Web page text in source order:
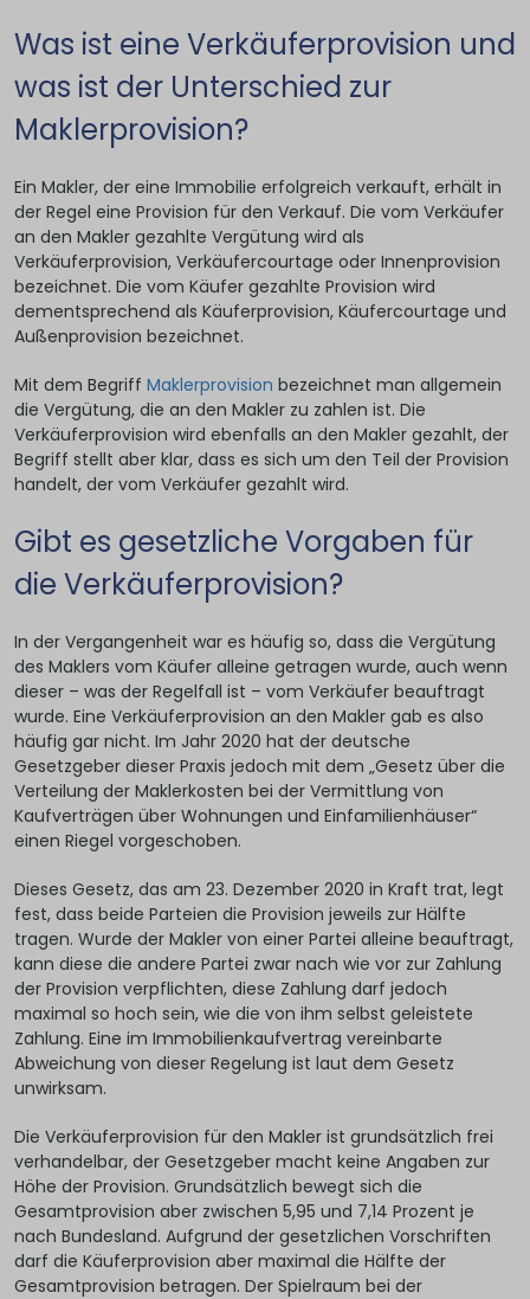
Was ist eine Verkäuferprovision und
was ist der Unterschied zur
Maklerprovision?
Ein Makler, der eine Immobilie erfolgreich verkauft, erhält in
der Regel eine Provision für den Verkauf. Die vom Verkäufer
an den Makler gezahlte Vergütung wird als
Verkäuferprovision, Verkäufercourtage oder Innenprovision
bezeichnet. Die vom Käufer gezahlte Provision wird
dementsprechend als Käuferprovision, Käufercourtage und
Außenprovision bezeichnet.
Mit dem Begriff Maklerprovision bezeichnet man allgemein
die Vergütung, die an den Makler zu zahlen ist. Die
Verkäuferprovision wird ebenfalls an den Makler gezahlt, der
Begriff stellt aber klar, dass es sich um den Teil der Provision
handelt, der vom Verkäufer gezahlt wird.
Gibt es gesetzliche Vorgaben für
die Verkäuferprovision?
In der Vergangenheit war es häufig so, dass die Vergütung
des Maklers vom Käufer alleine getragen wurde, auch wenn
dieser – was der Regelfall ist – vom Verkäufer beauftragt
wurde. Eine Verkäuferprovision an den Makler gab es also
häufig gar nicht. Im Jahr 2020 hat der deutsche
Gesetzgeber dieser Praxis jedoch mit dem „Gesetz über die
Verteilung der Maklerkosten bei der Vermittlung von
Kaufverträgen über Wohnungen und Einfamilienhäuser“
einen Riegel vorgeschoben.
Dieses Gesetz, das am 23. Dezember 2020 in Kraft trat, legt
fest, dass beide Parteien die Provision jeweils zur Hälfte
tragen. Wurde der Makler von einer Partei alleine beauftragt,
kann diese die andere Partei zwar nach wie vor zur Zahlung
der Provision verpflichten, diese Zahlung darf jedoch
maximal so hoch sein, wie die von ihm selbst geleistete
Zahlung. Eine im Immobilienkaufvertrag vereinbarte
Abweichung von dieser Regelung ist laut dem Gesetz
unwirksam.
Die Verkäuferprovision für den Makler ist grundsätzlich frei
verhandelbar, der Gesetzgeber macht keine Angaben zur
Höhe der Provision. Grundsätzlich bewegt sich die
Gesamtprovision aber zwischen 5,95 und 7,14 Prozent je
nach Bundesland. Aufgrund der gesetzlichen Vorschriften
darf die Käuferprovision aber maximal die Hälfte der
Gesamtprovision betragen. Der Spielraum bei der